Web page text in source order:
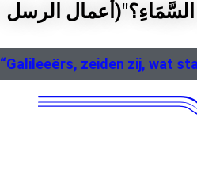
الرسل 1. 11)
“Galileeërs, zeiden zij, wat